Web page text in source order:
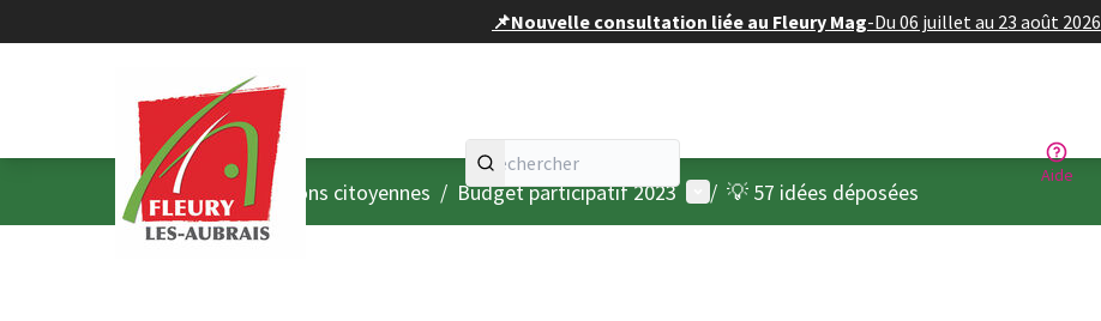
📌Nouvelle consultation liée au Fleury Mag-Du 06 juillet au 23 août 2026
Aide
AccueilMenu principal
/ Consultations citoyennes / Budget participatif 2023 Menu utilisateur
/ 💡 57 idées déposées